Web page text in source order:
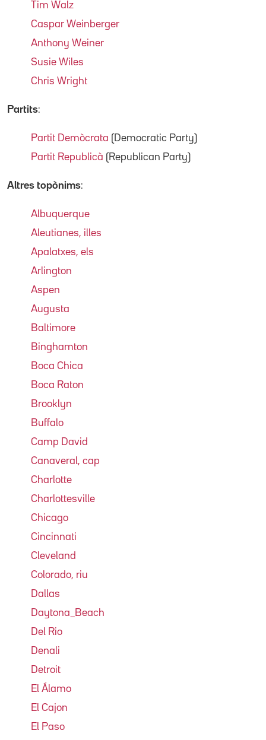
Tim Walz
Caspar Weinberger
Anthony Weiner
Susie Wiles
Chris Wright
Partits:
Partit Demòcrata (Democratic Party)
Partit Republicà (Republican Party)
Altres topònims:
Albuquerque
Aleutianes, illes
Apalatxes, els
Arlington
Aspen
Augusta
Baltimore
Binghamton
Boca Chica
Boca Raton
Brooklyn
Buffalo
Camp David
Canaveral, cap
Charlotte
Charlottesville
Chicago
Cincinnati
Cleveland
Colorado, riu
Dallas
Daytona_Beach
Del Rio
Denali
Detroit
El Álamo
El Cajon
El Paso